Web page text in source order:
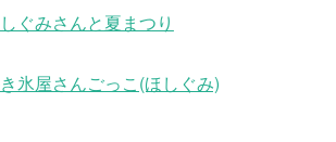
ぐみさんと夏まつり
氷屋さんごっこ(ほしぐみ)